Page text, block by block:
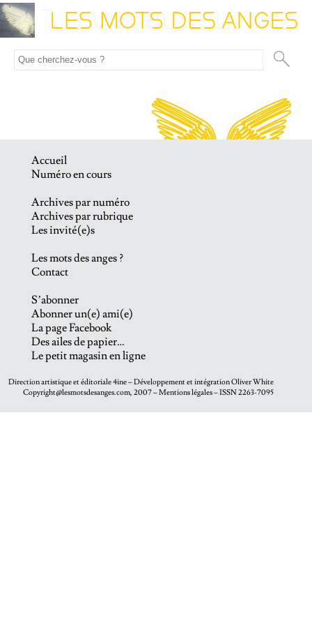
Accueil
Numéro en cours
Archives par numéro
Archives par rubrique
Les invité(e)s
Les mots des anges ?
Contact
S’abonner
Abonner un(e) ami(e)
La page Facebook
Des ailes de papier…
Le petit magasin en ligne
Direction artistique et éditoriale4ine– Développement et intégrationOliver White
Copyright@lesmotsdesanges.com, 2007 – Mentions légales – ISSN 2263-7095